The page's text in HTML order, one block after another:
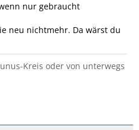
nur gebraucht
neu nichtmehr. Da wärst du
Kreis oder von unterwegs